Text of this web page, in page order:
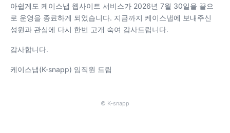
아쉽게도 케이스냅 웹사이트 서비스가 2026년 7월 30일을 끝으
로 운영을 종료하게 되었습니다. 지금까지 케이스냅에 보내주신
성원과 관심에 다시 한번 고개 숙여 감사드립니다.
감사합니다.
케이스냅(K-snapp) 임직원 드림
© K-snapp